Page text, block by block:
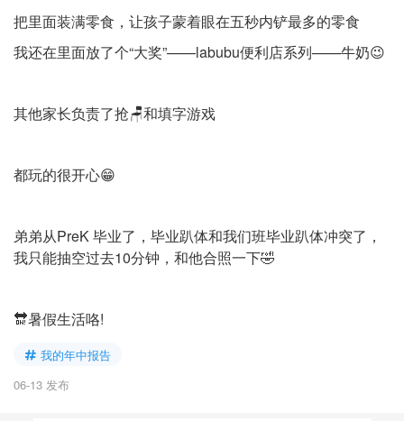
把里面装满零食，让孩子蒙着眼在五秒内铲最多的零食
我还在里面放了个“大奖”——labubu便利店系列——牛奶😉
其他家长负责了抢🪑和填字游戏
都玩的很开心😁
弟弟从PreK 毕业了，毕业趴体和我们班毕业趴体冲突了，
我只能抽空过去10分钟，和他合照一下🤣
🔛暑假生活咯!
我的年中报告
06-13 发布